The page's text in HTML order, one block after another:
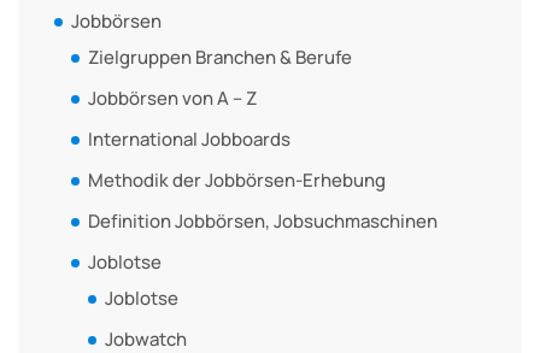
Jobbörsen
Zielgruppen Branchen & Berufe
Jobbörsen von A – Z
International Jobboards
Methodik der Jobbörsen-Erhebung
Definition Jobbörsen, Jobsuchmaschinen
Joblotse
Joblotse
Jobwatch